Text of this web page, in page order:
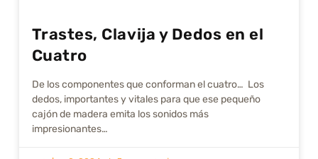
Trastes, Clavija y Dedos en el
Cuatro
De los componentes que conforman el cuatro… Los
dedos, importantes y vitales para que ese pequeño
cajón de madera emita los sonidos más
impresionantes…